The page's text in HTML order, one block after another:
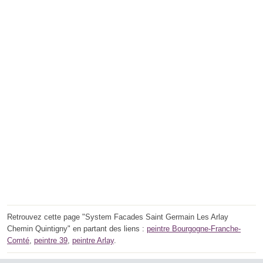
Retrouvez cette page "System Facades Saint Germain Les Arlay
Chemin Quintigny" en partant des liens : peintre Bourgogne-Franche-
Comté peintre 39 peintre Arlay.